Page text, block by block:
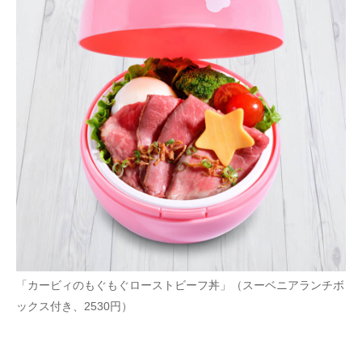
「カービィのもぐもぐローストビーフ丼」（スーベニアランチボ
ックス付き、2530円）